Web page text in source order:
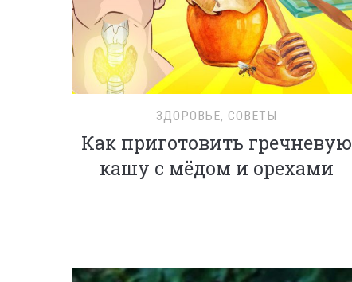
ЗДОРОВЬЕ, СОВЕТЫ
Как приготовить гречневую
кашу с мёдом и орехами